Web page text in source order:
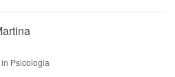
Psicologia